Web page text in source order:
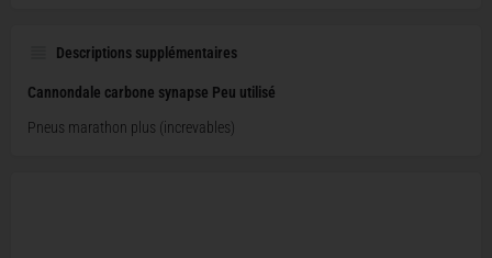
Descriptions supplémentaires
Cannondale carbone synapse Peu utilisé
Pneus marathon plus (increvables)